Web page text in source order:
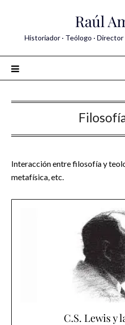
Raúl
Historiador · Teólogo ·
Interacción entre filosofía y
metafísica, etc.
C.S. Lewis y